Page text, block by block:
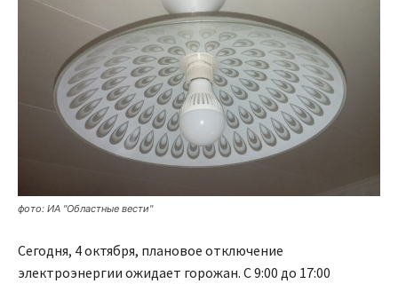
фото: ИА "Областные вести"
Сегодня, 4 октября, плановое отключение
электроэнергии ожидает горожан. С 9:00 до 17:00